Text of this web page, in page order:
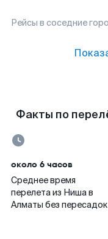
Рейсы в соседние
Факты по
около 6 часов
Среднее время
перелета из Ниша в
Алматы без пересадок